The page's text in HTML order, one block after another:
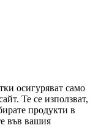
осигуряват само
Те се използват,
продукти в
във вашия